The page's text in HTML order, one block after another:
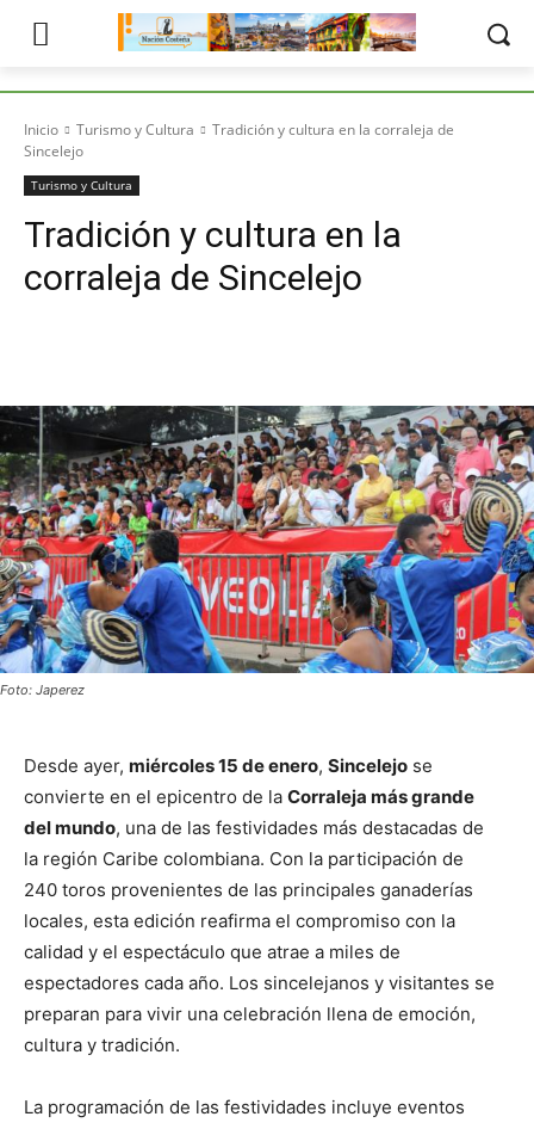
Inicio Turismo y Cultura
Tradición y cultura en la corraleja de
Sincelejo
Turismo y Cultura
Tradición y cultura en la
corraleja de Sincelejo
Foto: Japerez
Desde ayer, miércoles 15 de enero, Sincelejo se
convierte en el epicentro de la Corraleja más grande
del mundo, una de las festividades más destacadas de
la región Caribe colombiana. Con la participación de
240 toros provenientes de las principales ganaderías
locales, esta edición reafirma el compromiso con la
calidad y el espectáculo que atrae a miles de
espectadores cada año. Los sincelejanos y visitantes se
preparan para vivir una celebración llena de emoción,
cultura y tradición.
La programación de las festividades incluye eventos